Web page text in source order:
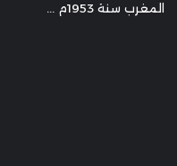
المغرب سنة 1953م ...